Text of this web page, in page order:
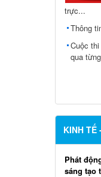
trực...
Thông
Cuộc
qua
KINH TẾ
Phát
sáng tạo